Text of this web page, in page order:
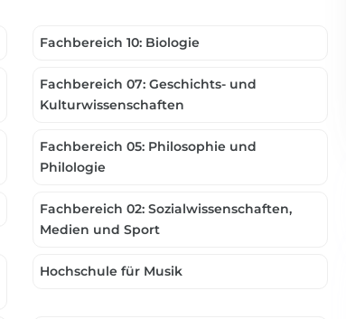
Fachbereich 10: Biologie
Fachbereich 07: Geschichts- und
Kulturwissenschaften
Fachbereich 05: Philosophie und
Philologie
Fachbereich 02: Sozialwissenschaften,
Medien und Sport
Hochschule für Musik